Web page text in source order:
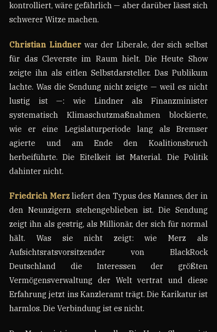
kontrolliert, wäre gefährlich — aber darüber lässt sich
schwerer Witze machen.
Christian Lindnerwar der Liberale, der sich selbst
für das Cleverste im Raum hielt. Die Heute Show
zeigte ihn als eitlen Selbstdarsteller. Das Publikum
lachte. Was die Sendung nicht zeigte — weil es nicht
lustig ist —: wie Lindner als Finanzminister
systematisch Klimaschutzmaßnahmen blockierte,
wie er eine Legislaturperiode lang als Bremser
agierte und am Ende den Koalitionsbruch
herbeiführte. Die Eitelkeit ist Material. Die Politik
dahinter nicht.
Friedrich Merzliefert den Typus des Mannes, der in
den Neunzigern stehengeblieben ist. Die Sendung
zeigt ihn als gestrig, als Millionär, der sich für normal
hält. Was sie nicht zeigt: wie Merz als
Aufsichtsratsvorsitzender von BlackRock
Deutschland die Interessen der größten
Vermögensverwaltung der Welt vertrat und diese
Erfahrung jetzt ins Kanzleramt trägt. Die Karikatur ist
harmlos. Die Verbindung ist es nicht.